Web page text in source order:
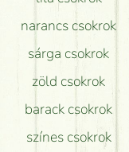
narancs csokrok
sárga csokrok
zöld csokrok
barack csokrok
színes csokrok